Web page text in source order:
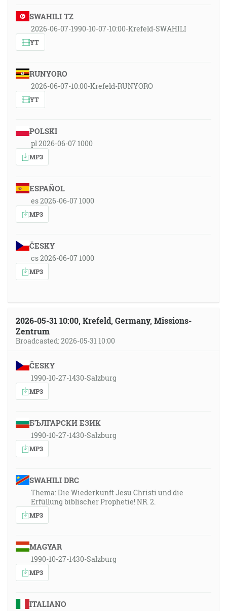
SWAHILI TZ
2026-06-07-1990-10-07-10:00-Krefeld-SWAHILI
YT
RUNYORO
2026-06-07-10:00-Krefeld-RUNYORO
YT
POLSKI
pl 2026-06-07 1000
MP3
ESPAÑOL
es 2026-06-07 1000
MP3
ČESKY
cs 2026-06-07 1000
MP3
2026-05-31 10:00, Krefeld, Germany, Missions-
Zentrum
Broadcasted: 2026-05-31 10:00
ČESKY
1990-10-27-1430-Salzburg
MP3
БЪЛГАРСКИ ЕЗИК
1990-10-27-1430-Salzburg
MP3
SWAHILI DRC
Thema: Die Wiederkunft Jesu Christi und die
Erfüllung biblischer Prophetie! NR. 2.
MP3
MAGYAR
1990-10-27-1430-Salzburg
MP3
ITALIANO